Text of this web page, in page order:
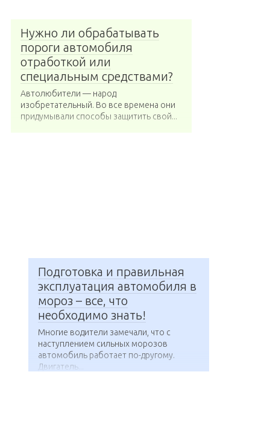
Нужно ли обрабатывать
пороги автомобиля
отработкой или
специальным средствами?
Автолюбители — народ
изобретательный. Во все времена они
придумывали способы защитить свой...
Подготовка и правильная
эксплуатация автомобиля в
мороз – все, что
необходимо знать!
Многие водители замечали, что с
наступлением сильных морозов
автомобиль работает по-другому.
Двигатель...